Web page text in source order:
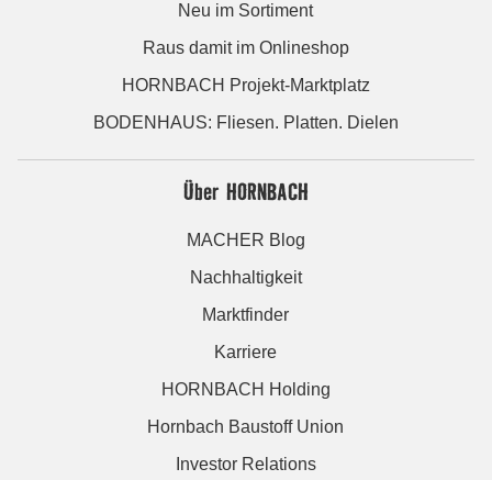
Neu im Sortiment
Raus damit im Onlineshop
HORNBACH Projekt-Marktplatz
BODENHAUS: Fliesen. Platten. Dielen
Über HORNBACH
MACHER Blog
Nachhaltigkeit
Marktfinder
Karriere
HORNBACH Holding
Hornbach Baustoff Union
Investor Relations